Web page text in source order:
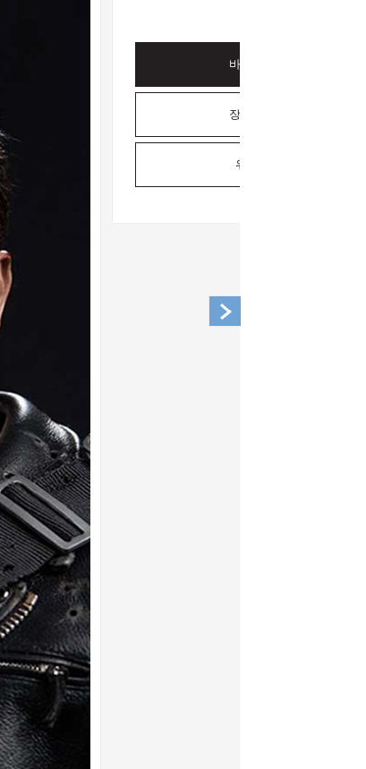
바로구매하기
장바구니담기
위시리스트